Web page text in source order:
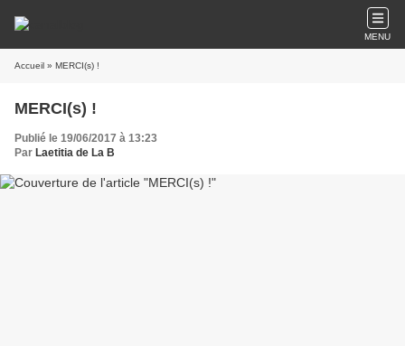
MENU
Accueil » MERCI(s) !
MERCI(s) !
Publié le 19/06/2017 à 13:23
Par Laetitia de La B